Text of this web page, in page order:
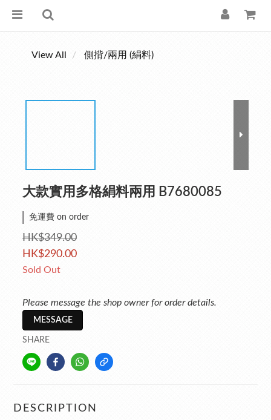
View All 側揹/兩用 (絹料)
大款實用多格絹料兩用 B7680085
免運費 on order
HK$349.00
HK$290.00
Sold Out
Please message the shop owner for order details.
MESSAGE
SHARE
DESCRIPTION